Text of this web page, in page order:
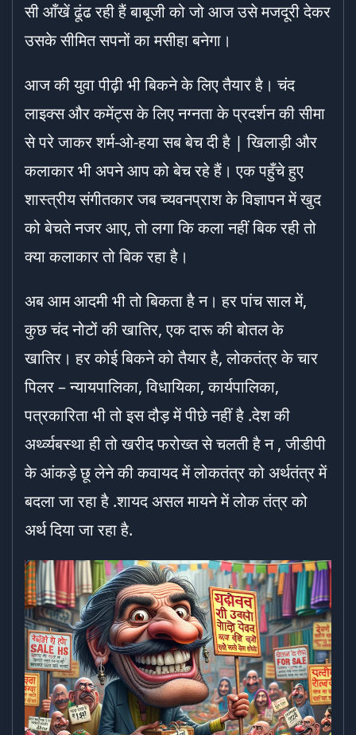
सी आँखें ढूंढ रही हैं बाबूजी को जो आज उसे मजदूरी देकर
उसके सीमित सपनों का मसीहा बनेगा।
आज की युवा पीढ़ी भी बिकने के लिए तैयार है। चंद
लाइक्स और कमेंट्स के लिए नग्नता के प्रदर्शन की सीमा
से परे जाकर शर्म-ओ-हया सब बेच दी है | खिलाड़ी और
कलाकार भी अपने आप को बेच रहे हैं। एक पहुँचे हुए
शास्त्रीय संगीतकार जब च्यवनप्राश के विज्ञापन में खुद
को बेचते नजर आए, तो लगा कि कला नहीं बिक रही तो
क्या कलाकार तो बिक रहा है।
अब आम आदमी भी तो बिकता है न। हर पांच साल में,
कुछ चंद नोटों की खातिर, एक दारू की बोतल के
खातिर। हर कोई बिकने को तैयार है, लोकतंत्र के चार
पिलर – न्यायपालिका, विधायिका, कार्यपालिका,
पत्रकारिता भी तो इस दौड़ में पीछे नहीं है .देश की
अर्थ्व्यबस्था ही तो खरीद फरोख्त से चलती है न , जीडीपी
के आंकड़े छू लेने की कवायद में लोकतंत्र को अर्थतंत्र में
बदला जा रहा है .शायद असल मायने में लोक तंत्र को
अर्थ दिया जा रहा है.